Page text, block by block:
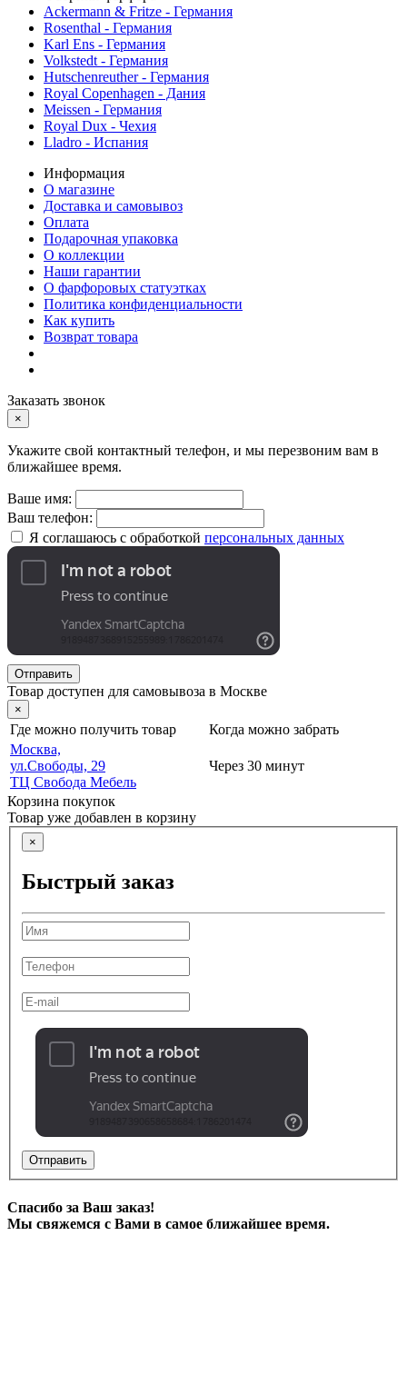
Ackermann & Fritze - Германия
Rosenthal - Германия
Karl Ens - Германия
Volkstedt - Германия
Hutschenreuther - Германия
Royal Copenhagen - Дания
Meissen - Германия
Royal Dux - Чехия
Lladro - Испания
Информация
О магазине
Доставка и самовывоз
Оплата
Подарочная упаковка
О коллекции
Наши гарантии
О фарфоровых статуэтках
Политика конфиденциальности
Как купить
Возврат товара
Заказать звонок
×
Укажите свой контактный телефон, и мы перезвоним вам в
ближайшее время.
Ваше имя:
Ваш телефон:
Я соглашаюсь с обработкой персональных данных
Отправить
Товар доступен для самовывоза в Москве
×
Где можно получить товар
Когда можно забрать
Москва,
ул.Свободы, 29
ТЦ Свобода Мебель
Через 30 минут
Корзина покупок
Товар уже добавлен в корзину
×
Быстрый заказ
Отправить
Спасибо за Ваш заказ!
Мы свяжемся с Вами в самое ближайшее время.